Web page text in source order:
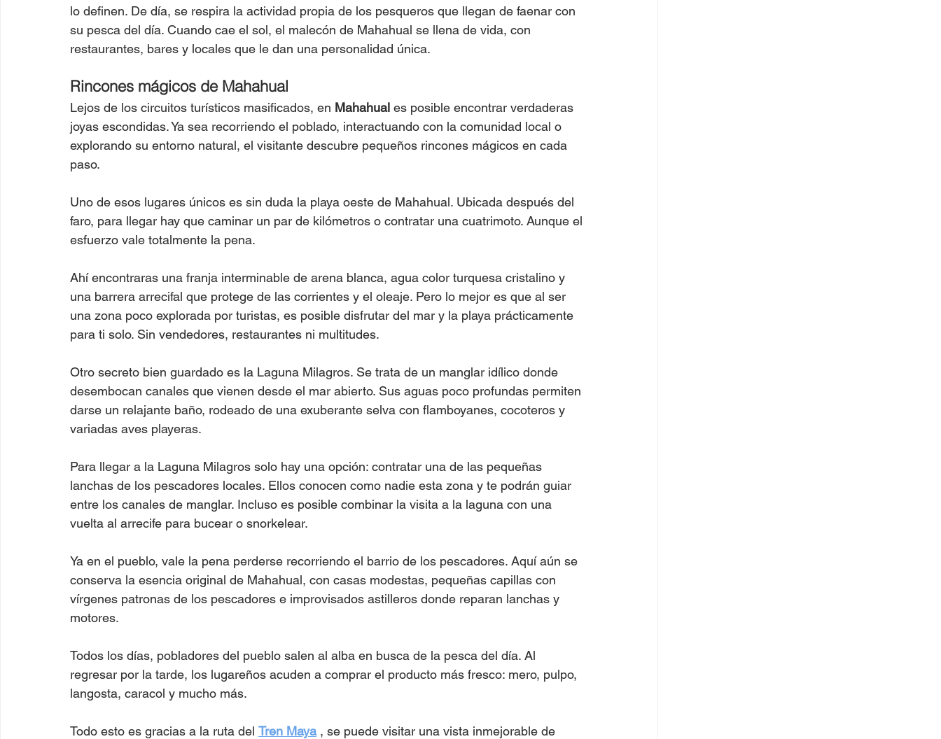
lo definen. De día, se respira la actividad propia de los pesqueros que llegan de faenar con
su pesca del día. Cuando cae el sol, el malecón de Mahahual se llena de vida, con
restaurantes, bares y locales que le dan una personalidad única.
Rincones mágicos de Mahahual
Lejos de los circuitos turísticos masificados, en Mahahual es posible encontrar verdaderas
joyas escondidas. Ya sea recorriendo el poblado, interactuando con la comunidad local o
explorando su entorno natural, el visitante descubre pequeños rincones mágicos en cada
paso.
Uno de esos lugares únicos es sin duda la playa oeste de Mahahual. Ubicada después del
faro, para llegar hay que caminar un par de kilómetros o contratar una cuatrimoto. Aunque el
esfuerzo vale totalmente la pena.
Ahí encontraras una franja interminable de arena blanca, agua color turquesa cristalino y
una barrera arrecifal que protege de las corrientes y el oleaje. Pero lo mejor es que al ser
una zona poco explorada por turistas, es posible disfrutar del mar y la playa prácticamente
para ti solo. Sin vendedores, restaurantes ni multitudes.
Otro secreto bien guardado es la Laguna Milagros. Se trata de un manglar idílico donde
desembocan canales que vienen desde el mar abierto. Sus aguas poco profundas permiten
darse un relajante baño, rodeado de una exuberante selva con flamboyanes, cocoteros y
variadas aves playeras.
Para llegar a la Laguna Milagros solo hay una opción: contratar una de las pequeñas
lanchas de los pescadores locales. Ellos conocen como nadie esta zona y te podrán guiar
entre los canales de manglar. Incluso es posible combinar la visita a la laguna con una
vuelta al arrecife para bucear o snorkelear.
Ya en el pueblo, vale la pena perderse recorriendo el barrio de los pescadores. Aquí aún se
conserva la esencia original de Mahahual, con casas modestas, pequeñas capillas con
vírgenes patronas de los pescadores e improvisados astilleros donde reparan lanchas y
motores.
Todos los días, pobladores del pueblo salen al alba en busca de la pesca del día. Al
regresar por la tarde, los lugareños acuden a comprar el producto más fresco: mero, pulpo,
langosta, caracol y mucho más.
Todo esto es gracias a la ruta del Tren Maya , se puede visitar una vista inmejorable de